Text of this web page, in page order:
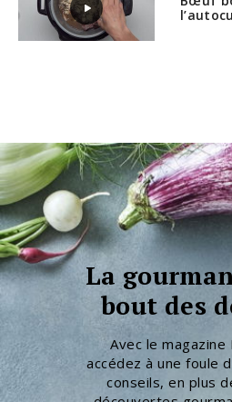
La
bout des
Avec le magazine
accédez à une foule
conseils, en plus